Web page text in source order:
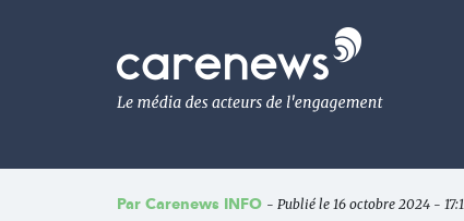
Le
média
de
l'engagement
Par Carenews INFO - Publié le 16 octobre 2024 -